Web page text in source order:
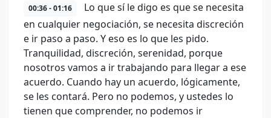
00:36 - 01:16
Lo que sí le digo es que se necesita
en cualquier negociación, se necesita discreción
e ir paso a paso. Y eso es lo que les pido.
Tranquilidad, discreción, serenidad, porque
nosotros vamos a ir trabajando para llegar a ese
acuerdo. Cuando hay un acuerdo, lógicamente,
se les contará. Pero no podemos, y ustedes lo
tienen que comprender, no podemos ir